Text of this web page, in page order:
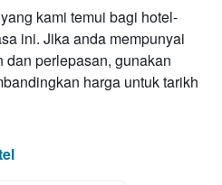
kami temui bagi hotel-
ini. Jika anda mempunyai
perlepasan, gunakan
harga untuk tarikh